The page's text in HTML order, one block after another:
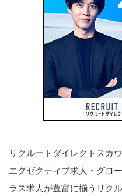
リクルートダイレクトスカ
エグゼクティブ求人・グロ
ラス求人が豊富に揃うリク